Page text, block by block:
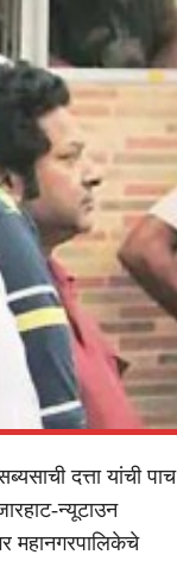
दत्ता यांची पाच
न्यूटाउन
महानगरपालिकेचे